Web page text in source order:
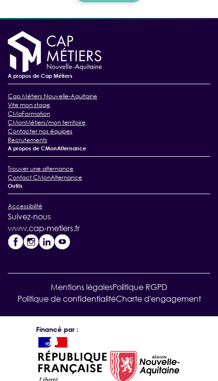
A propos de Cap Métiers
Cap Métiers Nouvelle-Aquitaine
Vite mon stage
CMaFormation
CMonMétiers/mon territoire
Contacter nos équipes
Recrutements
A propos de CMonAlternance
Trouver une alternance
Contact CMonAlternance
Outils
Accessibilité
Suivez-nous
www.cap-metiers.fr
Mentions légalesPolitique RGPD
Politique de confidentialitéCharte d'engagement
Financé par :